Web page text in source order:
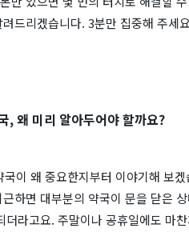
드리겠습니다. 3분만 집중해 주세
, 왜 미리 알아두어야 할까요?
국이 왜 중요한지부터 이야기해 보
하면 대부분의 약국이 문을 닫은
더라고요. 주말이나 공휴일에도 마